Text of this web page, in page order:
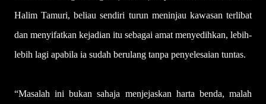
Halim Tamuri, beliau sendiri turun meninjau kawasan terlibat
dan menyifatkan kejadian itu sebagai amat menyedihkan, lebih-
lebih lagi apabila ia sudah berulang tanpa penyelesaian tuntas.
“Masalah ini bukan sahaja menjejaskan harta benda, malah